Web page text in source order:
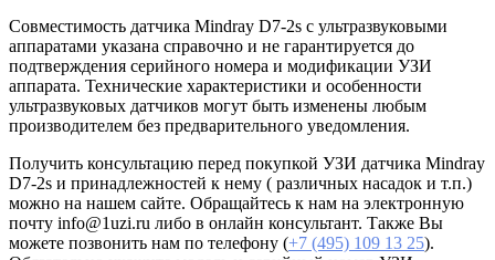
Совместимость датчика Mindray D7-2s с ультразвуковыми
аппаратами указана справочно и не гарантируется до
подтверждения серийного номера и модификации УЗИ
аппарата. Технические характеристики и особенности
ультразвуковых датчиков могут быть изменены любым
производителем без предварительного уведомления.
Получить консультацию перед покупкой УЗИ датчика Mindray
D7-2s и принадлежностей к нему ( различных насадок и т.п.)
можно на нашем сайте. Обращайтесь к нам на электронную
почту info@1uzi.ru либо в онлайн консультант. Также Вы
можете позвонить нам по телефону (+7 (495) 109 13 25).